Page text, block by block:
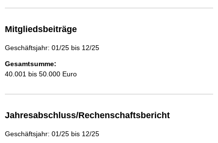
Mitgliedsbeiträge
Geschäftsjahr: 01/25 bis 12/25
Gesamtsumme:
40.001 bis 50.000 Euro
Jahresabschluss/Rechenschaftsbericht
Geschäftsjahr: 01/25 bis 12/25